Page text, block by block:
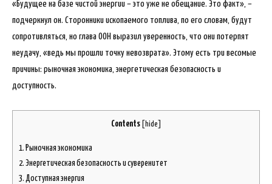
«Будущее на базе чистой энергии – это уже не обещание. Это факт», –
подчеркнул он. Сторонники ископаемого топлива, по его словам, будут
сопротивляться, но глава ООН выразил уверенность, что они потерпят
неудачу, «ведь мы прошли точку невозврата». Этому есть три весомые
причины: рыночная экономика, энергетическая безопасность и
доступность.
Contents hide
1. Рыночная экономика
2. Энергетическая безопасность и суверенитет
3. Доступная энергия